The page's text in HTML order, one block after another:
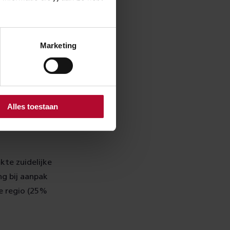
Marketing
Alles toestaan
De
is
en bellen.
besproken
een
zuidelijke
bij aanpak
regio (25%